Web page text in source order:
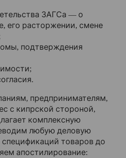
ЗАГСа — о
его расторжении, смене
подтверждения
предпринимателям,
с кипрской стороной,
комплексную
любую деловую
товаров до
апостилирование: